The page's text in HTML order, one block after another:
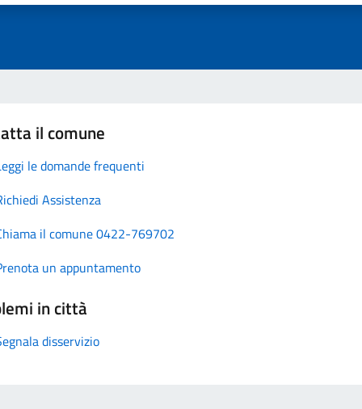
il comune
le domande frequenti
Assistenza
il comune 0422-769702
un appuntamento
in città
disservizio